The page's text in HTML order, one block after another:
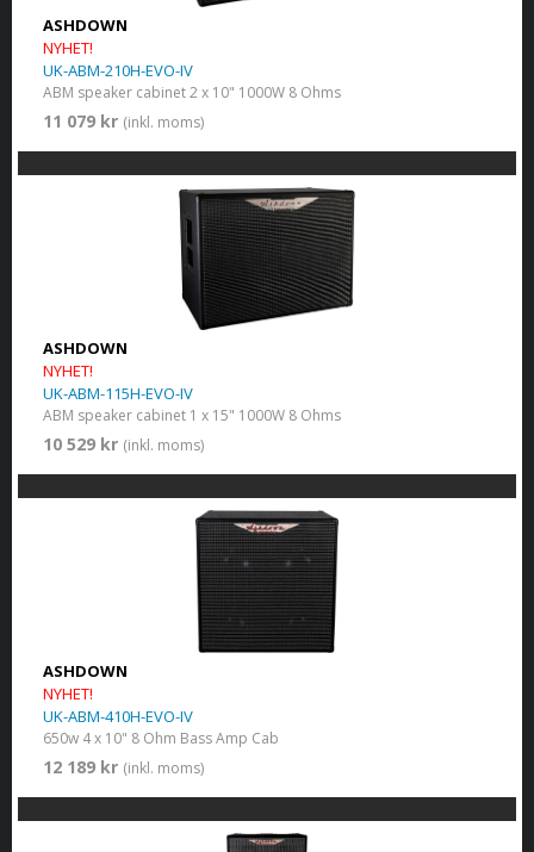
ASHDOWN
NYHET!
UK-ABM-210H-EVO-IV
ABM speaker cabinet 2 x 10" 1000W 8 Ohms
11 079 kr (inkl. moms)
ASHDOWN
NYHET!
UK-ABM-115H-EVO-IV
ABM speaker cabinet 1 x 15" 1000W 8 Ohms
10 529 kr (inkl. moms)
ASHDOWN
NYHET!
UK-ABM-410H-EVO-IV
650w 4 x 10" 8 Ohm Bass Amp Cab
12 189 kr (inkl. moms)